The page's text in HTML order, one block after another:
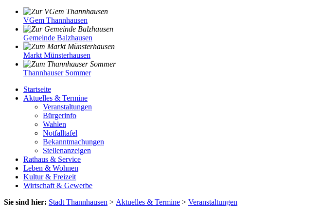
VGem Thannhausen
Gemeinde Balzhausen
Markt Münsterhausen
Thannhauser Sommer
Startseite
Aktuelles & Termine
Veranstaltungen
Bürgerinfo
Wahlen
Notfalltafel
Bekanntmachungen
Stellenanzeigen
Rathaus & Service
Leben & Wohnen
Kultur & Freizeit
Wirtschaft & Gewerbe
Sie sind hier: Stadt Thannhausen > Aktuelles & Termine > Veranstaltungen